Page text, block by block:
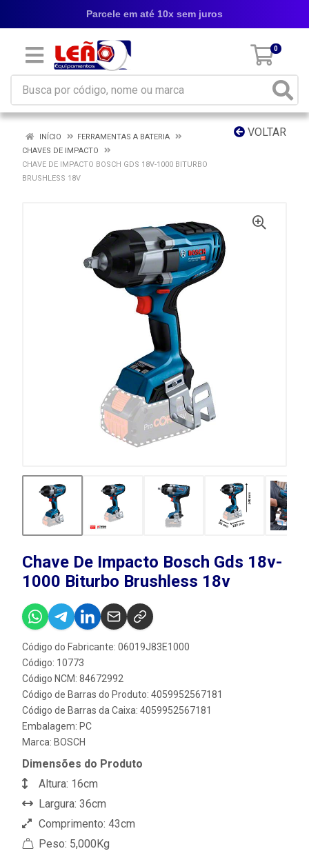
0
Parcele em até 10x sem juros
VOLTAR
INÍCIO
FERRAMENTAS A BATERIA
CHAVES DE IMPACTO
CHAVE DE IMPACTO BOSCH GDS 18V-1000 BITURBO
BRUSHLESS 18V
Chave De Impacto Bosch Gds 18v-
1000 Biturbo Brushless 18v
Código do Fabricante: 06019J83E1000
Código: 10773
Código NCM: 84672992
Código de Barras do Produto: 4059952567181
Código de Barras da Caixa: 4059952567181
Embalagem: PC
Marca: BOSCH
Dimensões do Produto
Altura: 16cm
Largura: 36cm
Comprimento: 43cm
Peso: 5,000Kg